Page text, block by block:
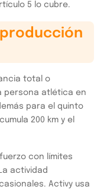
5 lo cubre.
total o
persona atlética en
para el quinto
200 km y el
con límites
actividad
Activy usa